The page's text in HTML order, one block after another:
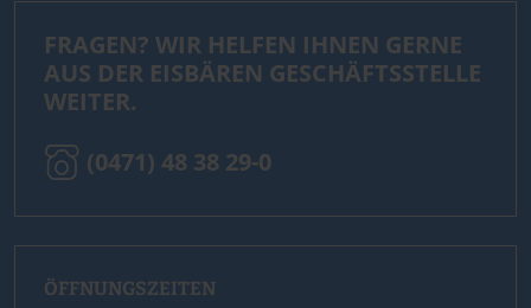
FRAGEN? WIR HELFEN IHNEN GERNE
AUS DER EISBÄREN GESCHÄFTSSTELLE
WEITER.
(0471) 48 38 29-0
ÖFFNUNGSZEITEN